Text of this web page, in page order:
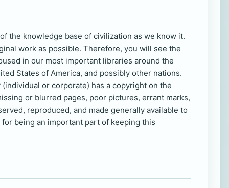
the knowledge base of civilization as we know it.
work as possible. Therefore, you will see the
in our most important libraries around the
States of America, and possibly other nations.
or corporate) has a copyright on the
or blurred pages, poor pictures, errant marks,
reproduced, and made generally available to
being an important part of keeping this